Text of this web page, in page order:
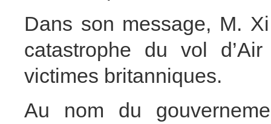
Dans son message, M.
catastrophe du vol
victimes britanniques.
Au nom du